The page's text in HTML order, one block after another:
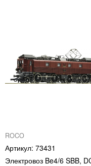
ROCO
73431
Электровоз Be4/6 SBB,